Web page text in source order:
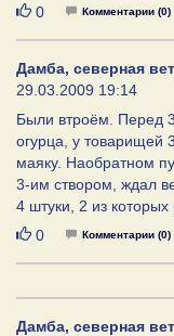
Нравится
0 Комментарии (0)
Дамба, северная
29.03.2009 19:14
Были втроём. Перед
огурца, у товарищей
маяку. Наобратном
3-им створом, ждал
4 штуки, 2 из которых
Нравится
0 Комментарии (0)
Дамба, северная